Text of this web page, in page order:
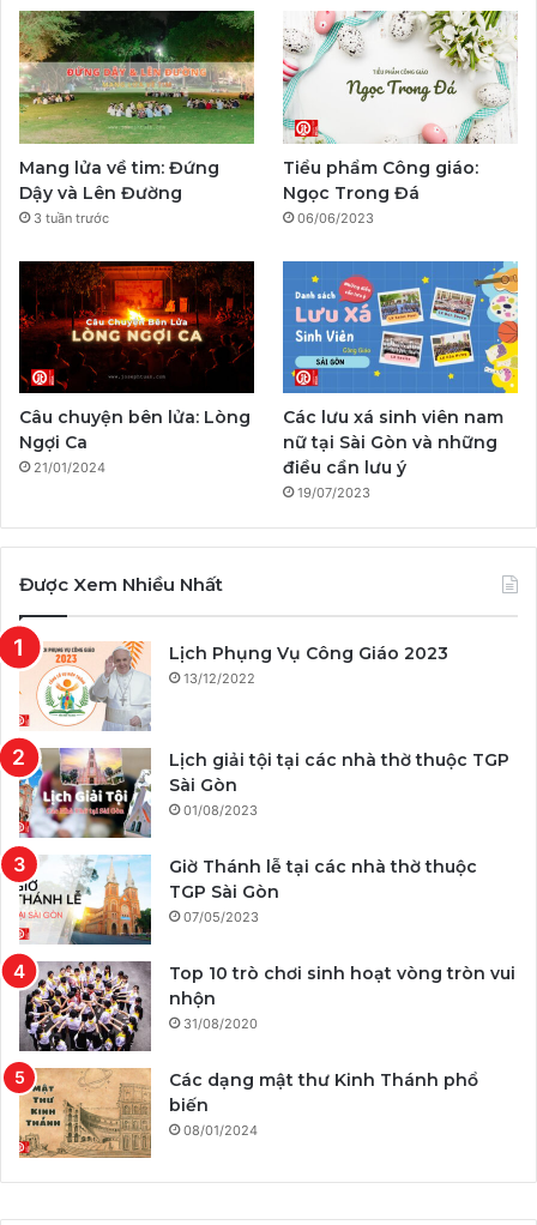
b
o
o
k
u
b
e
a
g
r
a
a
g
r
a
m
o
k
Mang lửa về tim: Đứng
Dậy và Lên Đường
3 tuần trước
Tiểu phẩm Công giáo:
Ngọc Trong Đá
06/06/2023
Câu chuyện bên lửa: Lòng
Ngợi Ca
21/01/2024
Các lưu xá sinh viên nam
nữ tại Sài Gòn và những
điều cần lưu ý
19/07/2023
Được Xem Nhiều Nhất
Lịch Phụng Vụ Công Giáo 2023
13/12/2022
Lịch giải tội tại các nhà thờ thuộc TGP
Sài Gòn
01/08/2023
Giờ Thánh lễ tại các nhà thờ thuộc
TGP Sài Gòn
07/05/2023
Top 10 trò chơi sinh hoạt vòng tròn vui
nhộn
31/08/2020
Các dạng mật thư Kinh Thánh phổ
biến
08/01/2024